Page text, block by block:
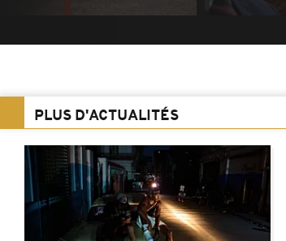
PLUS D'ACTUALITÉS